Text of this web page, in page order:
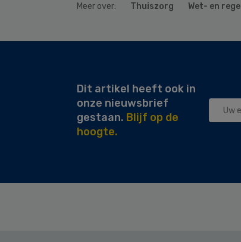
Meer over: Thuiszorg Wet- en
Dit artikel heeft ook in
onze nieuwsbrief
gestaan. Blijf op de
hoogte.